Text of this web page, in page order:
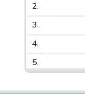
2.
3.
4.
5.